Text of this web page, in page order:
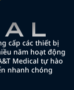
cấp các thiết bị
năm hoạt động
Medical tự hào
nhanh chóng